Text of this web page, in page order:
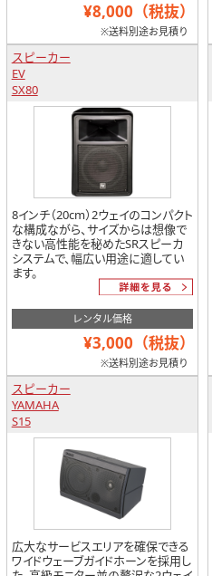
¥8,000（税抜）
※送料別途お見積り
スピーカー
EV
SX80
8インチ（20cm）2ウェイのコンパクト
な構成ながら、サイズからは想像で
きない高性能を秘めたSRスピーカ
システムで、幅広い用途に適してい
ます。
レンタル価格
¥3,000（税抜）
※送料別途お見積り
スピーカー
YAMAHA
S15
広大なサービスエリアを確保できる
ワイドウェーブガイドホーンを採用し